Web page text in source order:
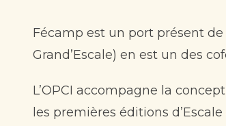
Fécamp est un port présent
Grand’Escale) en est un des
L’OPCI accompagne la
les premières éditions